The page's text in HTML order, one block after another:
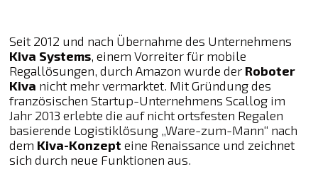
Seit 2012 und nach Übernahme des Unternehmens
Kiva Systems, einem Vorreiter für mobile
Regallösungen, durch Amazon wurde derRoboter
Kiva nicht mehr vermarktet. Mit Gründung des
französischen Startup-Unternehmens Scallog im
Jahr 2013 erlebte die auf nicht ortsfesten Regalen
basierende Logistiklösung „Ware-zum-Mann“ nach
dem Kiva-Konzept eine Renaissance und zeichnet
sich durch neue Funktionen aus.